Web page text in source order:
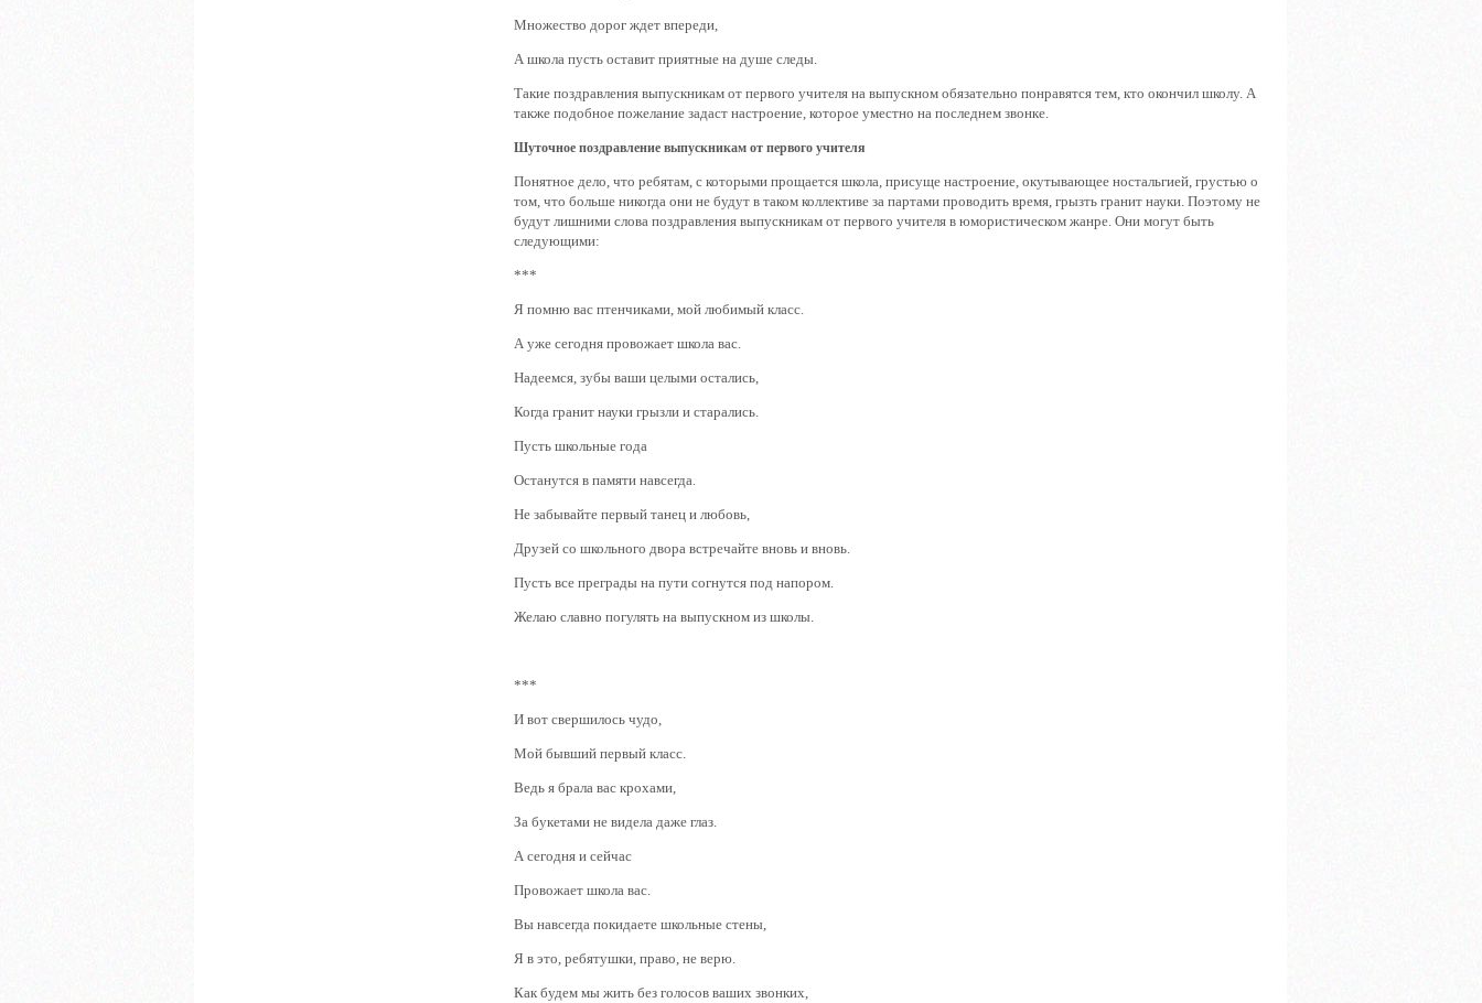
Множество дорог ждет впереди,
А школа пусть оставит приятные на душе следы.
Такие поздравления выпускникам от первого учителя на выпускном обязательно понравятся тем, кто окончил школу. А
также подобное пожелание задаст настроение, которое уместно на последнем звонке.
Шуточное поздравление выпускникам от первого учителя
Понятное дело, что ребятам, с которыми прощается школа, присуще настроение, окутывающее ностальгией, грустью о
том, что больше никогда они не будут в таком коллективе за партами проводить время, грызть гранит науки. Поэтому не
будут лишними слова поздравления выпускникам от первого учителя в юмористическом жанре. Они могут быть
следующими:
***
Я помню вас птенчиками, мой любимый класс.
А уже сегодня провожает школа вас.
Надеемся, зубы ваши целыми остались,
Когда гранит науки грызли и старались.
Пусть школьные года
Останутся в памяти навсегда.
Не забывайте первый танец и любовь,
Друзей со школьного двора встречайте вновь и вновь.
Пусть все преграды на пути согнутся под напором.
Желаю славно погулять на выпускном из школы.
***
И вот свершилось чудо,
Мой бывший первый класс.
Ведь я брала вас крохами,
За букетами не видела даже глаз.
А сегодня и сейчас
Провожает школа вас.
Вы навсегда покидаете школьные стены,
Я в это, ребятушки, право, не верю.
Как будем мы жить без голосов ваших звонких,